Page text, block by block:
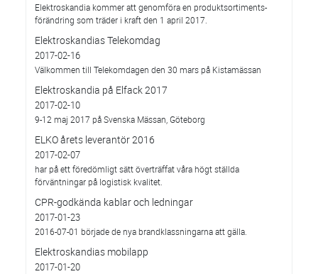
Elektroskandia kommer att genomföra en produktsortiments-
förändring som träder i kraft den 1 april 2017.
Elektroskandias Telekomdag
2017-02-16
Välkommen till Telekomdagen den 30 mars på Kistamässan
Elektroskandia på Elfack 2017
2017-02-10
9-12 maj 2017 på Svenska Mässan, Göteborg
ELKO årets leverantör 2016
2017-02-07
har på ett föredömligt sätt överträffat våra högt ställda
förväntningar på logistisk kvalitet.
CPR-godkända kablar och ledningar
2017-01-23
2016-07-01 började de nya brandklassningarna att gälla.
Elektroskandias mobilapp
2017-01-20